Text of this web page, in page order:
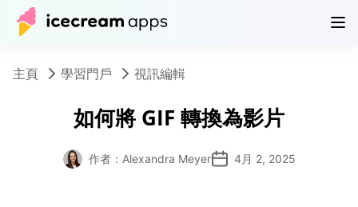
產品
主頁 學習門戶 視訊編輯
如何將 GIF 轉換為影片
作者：Alexandra Meyer 4月 2, 2025